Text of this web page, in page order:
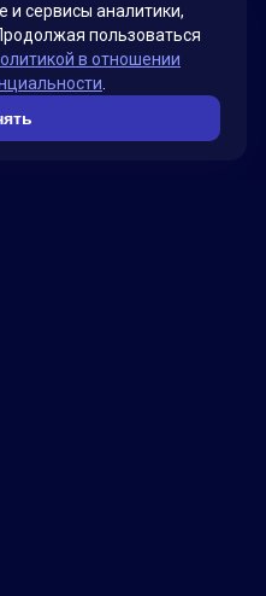
сервисы аналитики,
пользоваться
в отношении